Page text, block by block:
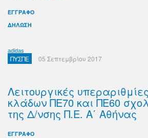
ΕΓΓΡΑΦΟ
ΔΗΛΩΣΗ
adidas
ΠΥΣΠΕ 05 Σεπτεμβρίου 2017
Λειτουργικές
κλάδων ΠΕ70 και ΠΕ60
της Δ/νσης Π.Ε. Α΄ Αθήνας
ΕΓΓΡΑΦΟ